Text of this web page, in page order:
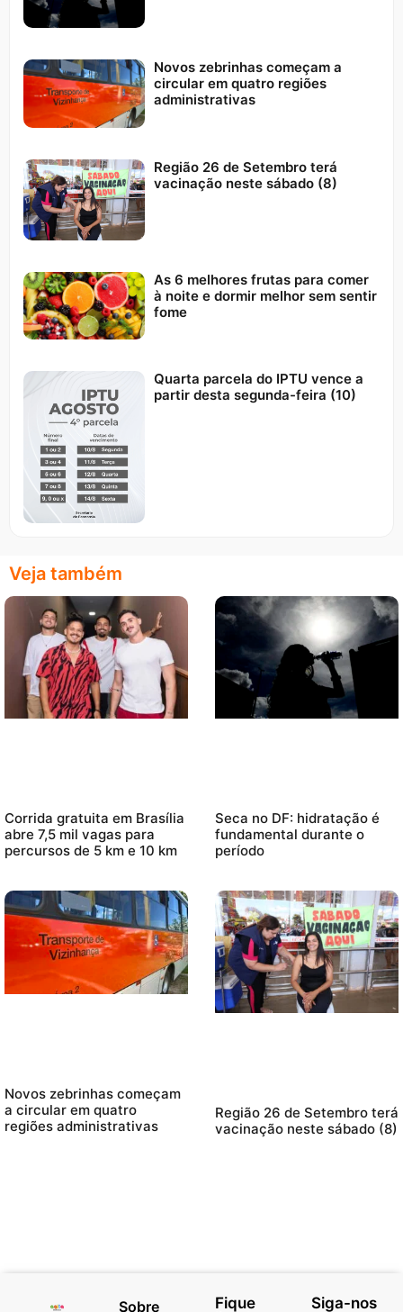
Novos zebrinhas começam a
circular em quatro regiões
administrativas
Região 26 de Setembro terá
vacinação neste sábado (8)
As 6 melhores frutas para comer
à noite e dormir melhor sem sentir
fome
Quarta parcela do IPTU vence a
partir desta segunda-feira (10)
Veja também
Corrida gratuita em Brasília
abre 7,5 mil vagas para
percursos de 5 km e 10 km
Seca no DF: hidratação é
fundamental durante o
período
Novos zebrinhas começam
a circular em quatro
regiões administrativas
Região 26 de Setembro terá
vacinação neste sábado (8)
Sobre
Fique
Siga-nos